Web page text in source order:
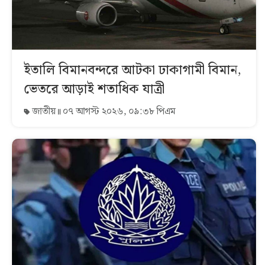
ইতালি বিমানবন্দরে আটকা ঢাকাগামী বিমান,
ভেতরে আড়াই শতাধিক যাত্রী
জাতীয় ০৭ আগস্ট ২০২৬, ০৯:৩৮ পিএম